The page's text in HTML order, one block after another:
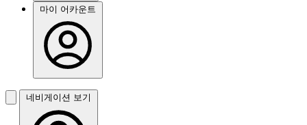
마이 어카운트
네비게이션 보기